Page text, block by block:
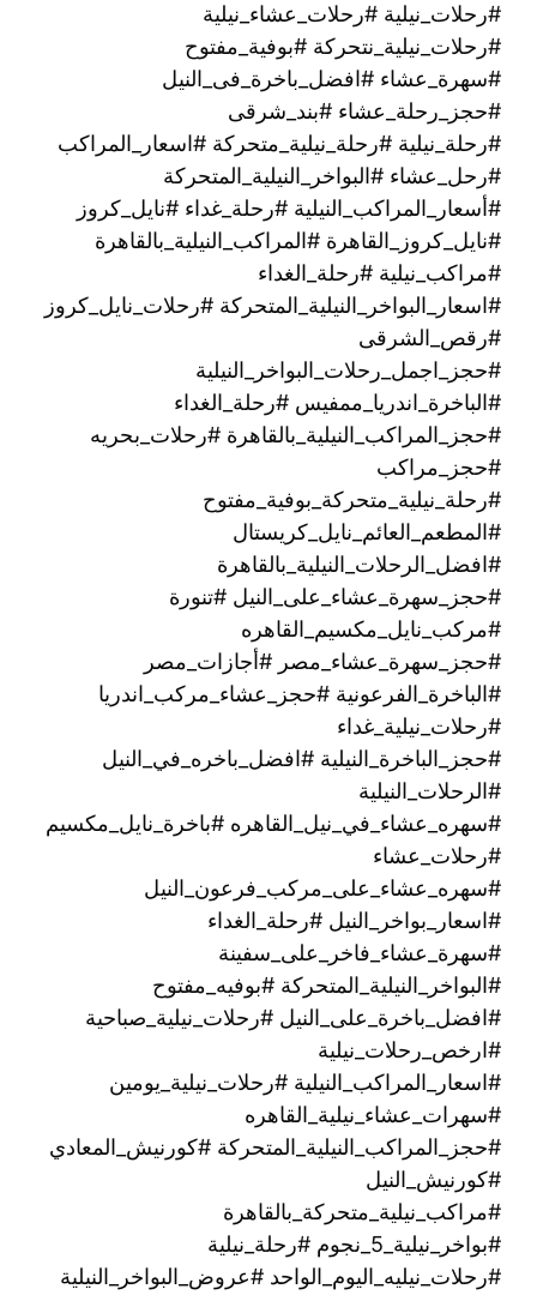
#رحلات_نيلية #رحلات_عشاء_نيلية
#رحلات_نيلية_نتحركة #بوفية_مفتوح
#سهرة_عشاء #افضل_باخرة_فى_النيل
#حجز_رحلة_عشاء #بند_شرقى
#رحلة_نيلية #رحلة_نيلية_متحركة #اسعار_المراكب
#رحل_عشاء #البواخر_النيلية_المتحركة
#أسعار_المراكب_النيلية #رحلة_غداء #نايل_كروز
#نايل_كروز_القاهرة #المراكب_النيلية_بالقاهرة
#مراكب_نيلية #رحلة_الغداء
#اسعار_البواخر_النيلية_المتحركة #رحلات_نايل_كروز
#رقص_الشرقى
#حجز_اجمل_رحلات_البواخر_النيلية
#الباخرة_اندريا_ممفيس #رحلة_الغداء
#حجز_المراكب_النيلية_بالقاهرة #رحلات_بحريه
#حجز_مراكب
#رحلة_نيلية_متحركة_بوفية_مفتوح
#المطعم_العائم_نايل_كريستال
#افضل_الرحلات_النيلية_بالقاهرة
#حجز_سهرة_عشاء_على_النيل #تنورة
#مركب_نايل_مكسيم_القاهره
#حجز_سهرة_عشاء_مصر #أجازات_مصر
#الباخرة_الفرعونية #حجز_عشاء_مركب_اندريا
#رحلات_نيلية_غداء
#حجز_الباخرة_النيلية #افضل_باخره_في_النيل
#الرحلات_النيلية
#سهره_عشاء_في_نيل_القاهره‏ #باخرة_نايل_مكسيم
#رحلات_عشاء
#سهره_عشاء_على_مركب_فرعون_النيل
#اسعار_بواخر_النيل #رحلة_الغداء
#سهرة_عشاء_فاخر_على_سفينة
#البواخر_النيلية_المتحركة #بوفيه_مفتوح
#افضل_باخرة_على_النيل #رحلات_نيلية_صباحية
#ارخص_رحلات_نيلية
#اسعار_المراكب_النيلية #رحلات_نيلية_يومين
#سهرات_عشاء_نيلية_القاهره
#حجز_المراكب_النيلية_المتحركة #كورنيش_المعادي
#كورنيش_النيل
#مراكب_نيلية_متحركة_بالقاهرة
#بواخر_نيلية_5_نجوم #رحلة_نيلية
#رحلات_نيليه_اليوم_الواحد #عروض_البواخر_النيلية